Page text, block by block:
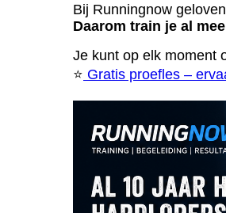
Bij Runningnow
Daarom train je al
Je kunt op elk moment
⭐️ Gratis proefles –